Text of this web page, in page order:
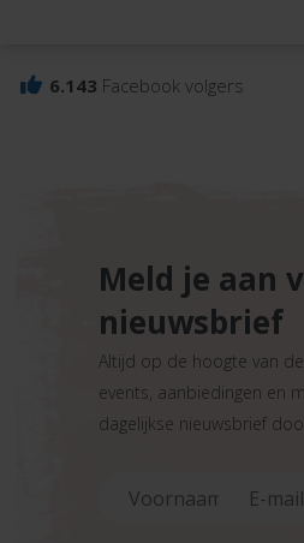
6.143 Facebook volgers
Meld je aan
nieuwsbrief
Altijd op de hoogte van
events, aanbiedingen en
dagelijkse nieuwsbrief